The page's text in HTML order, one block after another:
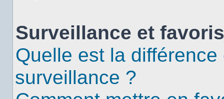
Surveillance et favoris
Quelle est la
surveillance ?